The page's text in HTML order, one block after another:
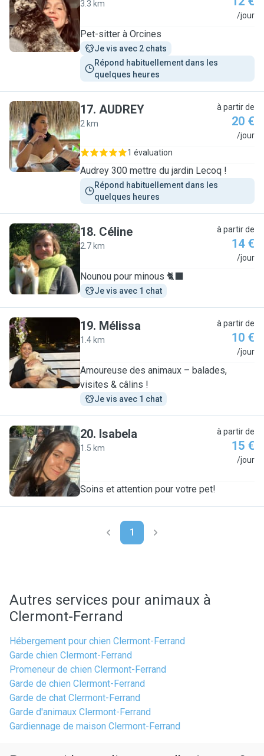
M
3.3 km
/jour
Pet-sitter à Orcines
Je vis avec 2 chats
Répond habituellement dans les
quelques heures
A
17. AUDREY
2 km
à partir de
20 €
/jour
1 évaluation
Audrey 300 mettre du jardin Lecoq !
Répond habituellement dans les
quelques heures
C
18. Céline
2.7 km
à partir de
14 €
/jour
Nounou pour minous 🐈‍⬛
Je vis avec 1 chat
M
19. Mélissa
1.4 km
à partir de
10 €
/jour
Amoureuse des animaux – balades,
visites & câlins !
Je vis avec 1 chat
I
20. Isabela
1.5 km
à partir de
15 €
/jour
Soins et attention pour votre pet!
1
Autres services pour animaux à
Clermont-Ferrand
Hébergement pour chien Clermont-Ferrand
Garde chien Clermont-Ferrand
Promeneur de chien Clermont-Ferrand
Garde de chien Clermont-Ferrand
Garde de chat Clermont-Ferrand
Garde d'animaux Clermont-Ferrand
Gardiennage de maison Clermont-Ferrand